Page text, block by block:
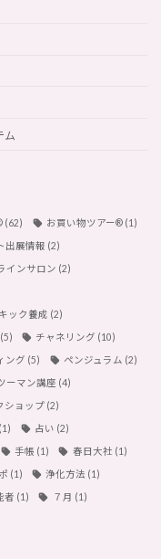
ム
(62) お買い物ツアー®︎(1)
出展情報 (2)
インサロン (2)
ック養成 (2)
(5) チャネリング (10)
ング (5) ペンジュラム (2)
ーマン講座 (4)
ショップ (2)
(1) 占い (2)
手帳 (1) 春日大社 (1)
(1) 浄化方法 (1)
者 (1) ７月 (1)